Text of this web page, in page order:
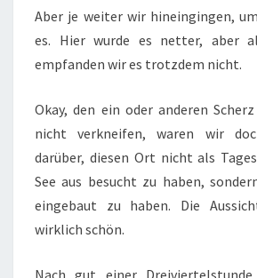
Aber je weiter wir hineingingen,
es. Hier wurde es netter, aber
empfanden wir es trotzdem nicht.
Okay, den ein oder anderen
nicht verkneifen, waren wir
darüber, diesen Ort nicht als
See aus besucht zu haben,
eingebaut zu haben. Die
wirklich schön.
Nach gut einer